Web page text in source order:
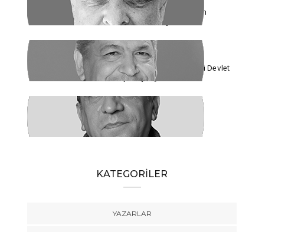
Mısır’dan Kanada’ya, Şarm el Şeyh’den
Montreal’e Umutlar Tükeniyor mu?
KADİR DADAN
Türkiye'nin Ekolojik Gerçekleri ve Yeni Devlet
Düzeni 1 - Güçler Ayrılığı
SÜLEYMAN KARAN
Öyle Bir 102 Yıl ki, 102 Farklı Biçimde
Anlatılabilir
KATEGORİLER
YAZARLAR